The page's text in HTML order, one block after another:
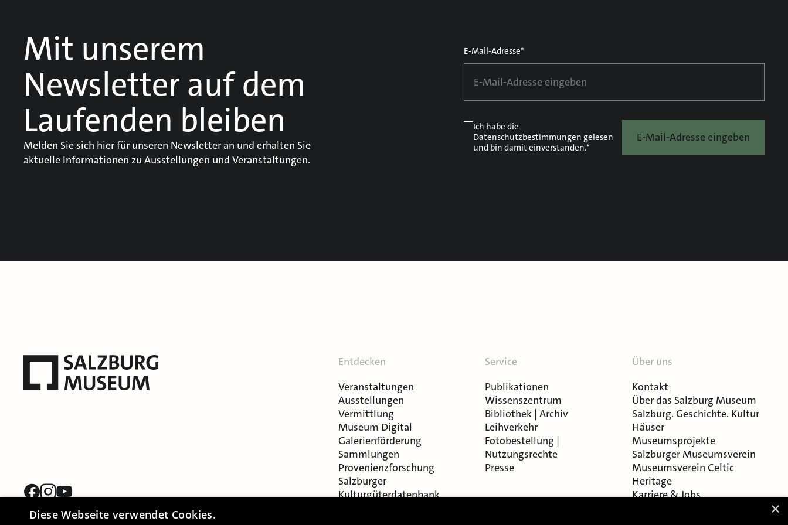
Mit unserem
Newsletter auf dem
Laufenden bleiben
Melden Sie sich hier für unseren Newsletter an und erhalten Sie
aktuelle Informationen zu Ausstellungen und Veranstaltungen.
E-Mail-Adresse*
Ich habe die
Datenschutzbestimmungen gelesen
und bin damit einverstanden.*
E-Mail-Adresse eingeben
Entdecken
Veranstaltungen
Ausstellungen
Vermittlung
Museum Digital
Galerienförderung
Sammlungen
Provenienzforschung
Salzburger
Kulturgüterdatenbank
Service
Publikationen
Wissenszentrum
Bibliothek | Archiv
Leihverkehr
Fotobestellung |
Nutzungsrechte
Presse
Über uns
Kontakt
Über das Salzburg Museum
Salzburg. Geschichte. Kultur
Häuser
Museumsprojekte
Salzburger Museumsverein
Museumsverein Celtic
Heritage
Karriere & Jobs
×
Diese Webseite verwendet Cookies.